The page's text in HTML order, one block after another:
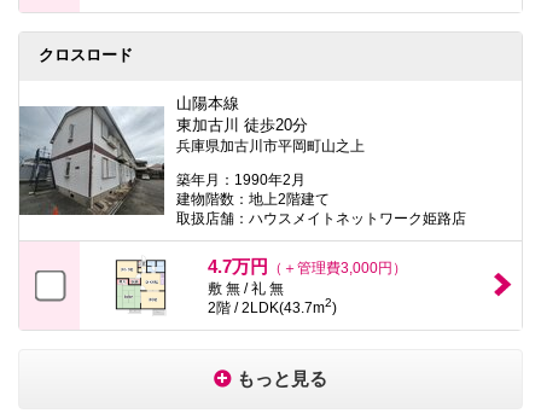
クロスロード
山陽本線
東加古川 徒歩20分
兵庫県加古川市平岡町山之上
築年月：1990年2月
建物階数：地上2階建て
取扱店舗：ハウスメイトネットワーク姫路店
4.7万円
（＋管理費3,000円）
敷 無 / 礼 無
2階 / 2LDK(43.7m2)
もっと見る